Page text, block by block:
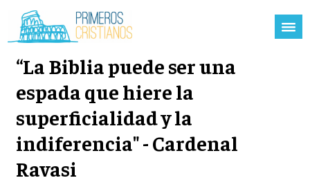
“La Biblia puede ser una
espada que hiere la
superficialidad y la
indiferencia" - Cardenal
Ravasi